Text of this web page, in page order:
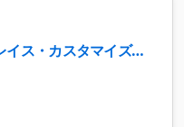
イス・カスタマイズ開